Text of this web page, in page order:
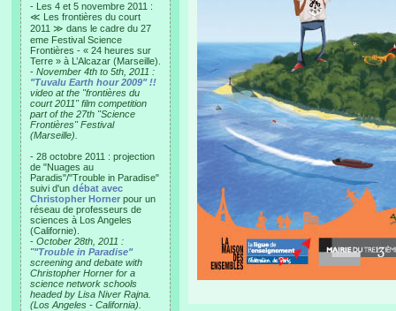
- Les 4 et 5 novembre 2011 :
≪ Les frontières du court
2011 ≫ dans le cadre du 27
eme Festival Science
Frontières - « 24 heures sur
Terre » à L’Alcazar (Marseille).
- November 4th to 5th, 2011 :
"Tuvalu Earth hour 2009" !!
video at the "frontières du
court 2011" film competition
part of the 27th "Science
Frontières" Festival
(Marseille).
- 28 octobre 2011 : projection
de "Nuages au
Paradis"/"Trouble in Paradise"
suivi d'un débat avec
Christopher Horner pour un
réseau de professeurs de
sciences à Los Angeles
(Californie).
- October 28th, 2011 :
""Trouble in Paradise"
screening and debate with
Christopher Horner for a
science network schools
headed by Lisa Niver Rajna.
(Los Angeles - California).